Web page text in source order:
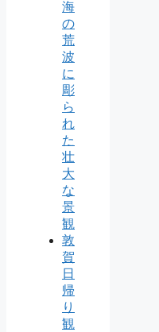
海
の
荒
波
に
彫
ら
れ
た
壮
大
な
景
観
敦
賀
日
帰
り
観